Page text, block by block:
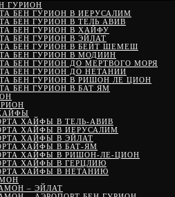
ГУРИОН
БЕН ГУРИОН В ИЕРУСАЛИМ
БЕН ГУРИОН В ТЕЛЬ АВИВ
БЕН ГУРИОН В ХАЙФУ
БЕН ГУРИОН В ЭЙЛАТ
БЕН ГУРИОН В БЕЙТ ШЕМЕШ
БЕН ГУРИОН В МОДИИН
БЕН ГУРИОН ДО МЕРТВОГО МОРЯ
БЕН ГУРИОН ДО НЕТАНИИ
БЕН ГУРИОН В РИШОН ЛЕ ЦИОН
БЕН ГУРИОН В БАТ ЯМ
ХАЙФЫ В ТЕЛЬ-АВИВ
ХАЙФЫ В ИЕРУСАЛИМ
ХАЙФЫ В ЭЙЛАТ
ХАЙФЫ В БАТ-ЯМ
ХАЙФЫ В РИШОН-ЛЕ-ЦИОН
ХАЙФЫ В ГЕРЦЛИЮ
ХАЙФЫ В НЕТАНИЮ
– ЭЙЛАТ